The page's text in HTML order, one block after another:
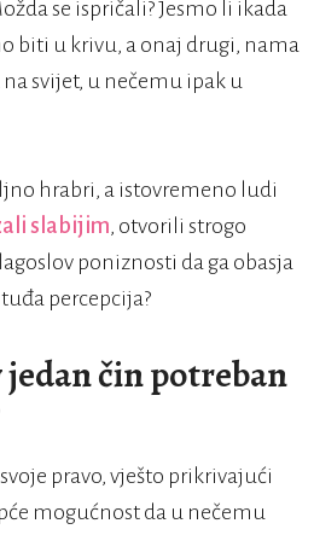
se ispričali? Jesmo li ikada
biti u krivu, a onaj drugi, nama
svijet, u nečemu ipak u
hrabri, a istovremeno ludi
slabijim, otvorili strogo
poniznosti da ga obasja
percepcija?
čin potreban
pravo, vješto prikrivajući
mogućnost da u nečemu